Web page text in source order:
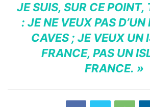
JE SUIS, SUR CE POINT,
: JE NE VEUX PAS
CAVES ; JE VEUX UN
FRANCE, PAS UN
FRANCE. »